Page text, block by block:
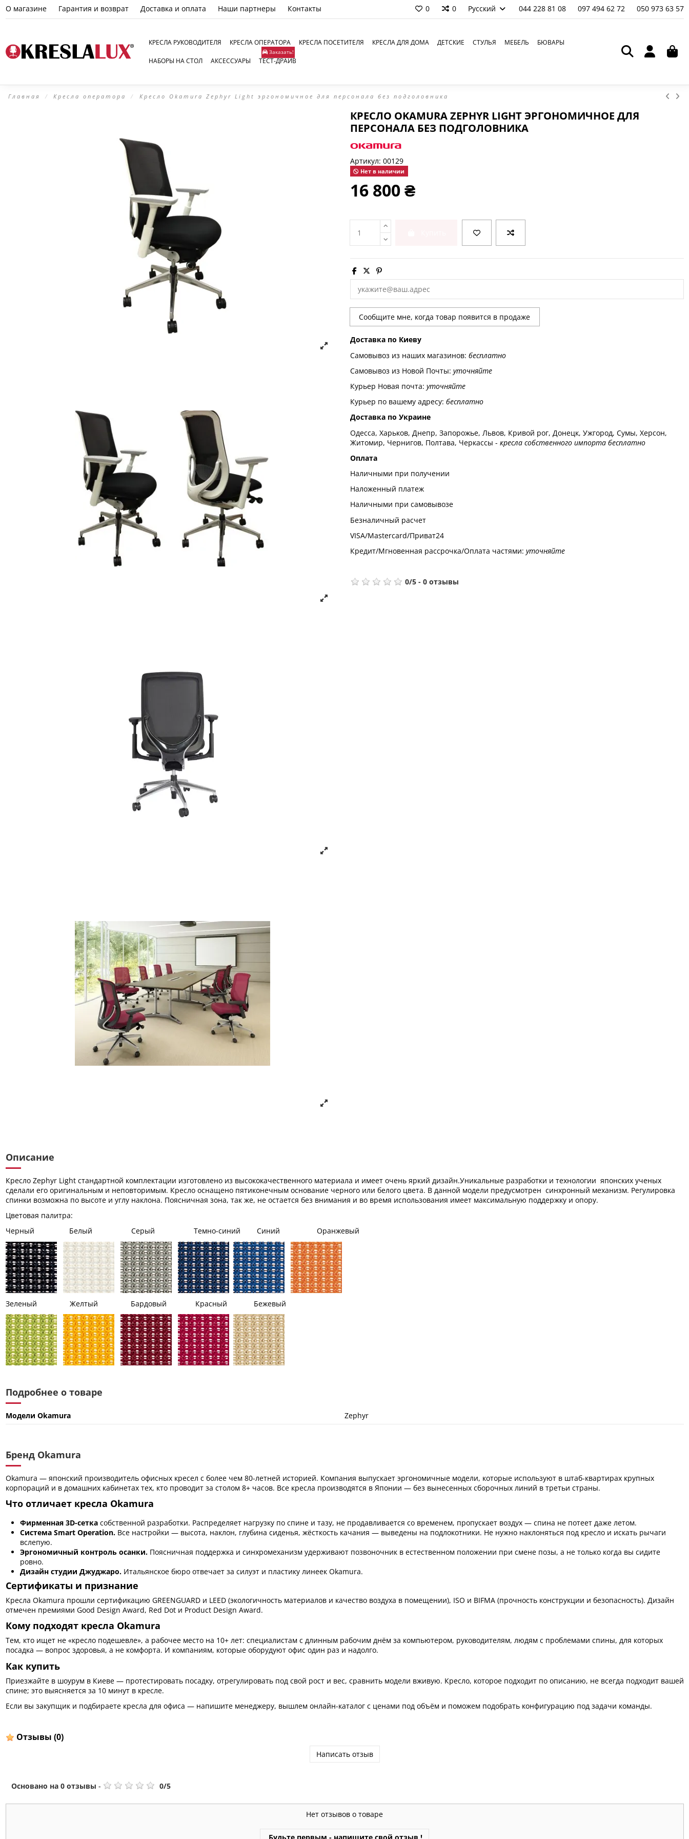
О магазине Гарантия и возврат Доставка и оплата Наши партнеры Контакты 0 0 Русский 044 228 81 08 097 494 62 72 050 973 63 57
КРЕСЛА РУКОВОДИТЕЛЯ КРЕСЛА ОПЕРАТОРА КРЕСЛА ПОСЕТИТЕЛЯ КРЕСЛА ДЛЯ ДОМА ДЕТСКИЕ СТУЛЬЯ МЕБЕЛЬ БЮВАРЫ
НАБОРЫ НА СТОЛ АКСЕССУАРЫ ТЕСТ-ДРАЙВ
Заказать!
Главная Кресла оператора Кресло Okamura Zephyr Light эргономичное для персонала без подголовника
КРЕСЛО OKAMURA ZEPHYR LIGHT ЭРГОНОМИЧНОЕ ДЛЯ
ПЕРСОНАЛА БЕЗ ПОДГОЛОВНИКА
Артикул: 00129
Нет в наличии
16 800 ₴
Доставка по Киеву
Самовывоз из наших магазинов: бесплатно
Самовывоз из Новой Почты: уточняйте
Курьер Новая почта: уточняйте
Курьер по вашему адресу: бесплатно
Доставка по Украине
Одесса, Харьков, Днепр, Запорожье, Львов, Кривой рог, Донецк, Ужгород, Сумы, Херсон,
Житомир, Чернигов, Полтава, Черкассы - кресла собственного импорта бесплатно
Оплата
Наличными при получении
Наложенный платеж
Наличными при самовывозе
Безналичный расчет
VISA/Mastercard/Приват24
Кредит/Мгновенная рассрочка/Оплата частями: уточняйте
0/5- 0 отзывы
Описание
Кресло Zephyr Light стандартной комплектации изготовлено из высококачественного материала и имеет очень яркий дизайн.Уникальные разработки и технологии японских ученых
сделали его оригинальным и неповторимым. Кресло оснащено пятиконечным основание черного или белого цвета. В данной модели предусмотрен синхронный механизм. Регулировка
спинки возможна по высоте и углу наклона. Поясничная зона, так же, не остается без внимания и во время использования имеет максимальную поддержку и опору.
Цветовая палитра:
Черный Белый Серый Темно-синий Синий Оранжевый
Зеленый Желтый Бардовый Красный Бежевый
Подробнее о товаре
Модели Okamura Zephyr
Бренд Okamura
Okamura — японский производитель офисных кресел с более чем 80-летней историей. Компания выпускает эргономичные модели, которые используют в штаб-квартирах крупных
корпораций и в домашних кабинетах тех, кто проводит за столом 8+ часов. Все кресла производятся в Японии — без вынесенных сборочных линий в третьи страны.
Что отличает кресла Okamura
Фирменная 3D-сеткасобственной разработки. Распределяет нагрузку по спине и тазу, не продавливается со временем, пропускает воздух — спина не потеет даже летом.
Система Smart Operation.Все настройки — высота, наклон, глубина сиденья, жёсткость качания — выведены на подлокотники. Не нужно наклоняться под кресло и искать рычаги
вслепую.
Эргономичный контроль осанки.Поясничная поддержка и синхромеханизм удерживают позвоночник в естественном положении при смене позы, а не только когда вы сидите
ровно.
Дизайн студии Джуджаро.Итальянское бюро отвечает за силуэт и пластику линеек Okamura.
Сертификаты и признание
Кресла Okamura прошли сертификацию GREENGUARD и LEED (экологичность материалов и качество воздуха в помещении), ISO и BIFMA (прочность конструкции и безопасность). Дизайн
отмечен премиями Good Design Award, Red Dot и Product Design Award.
Кому подходят кресла Okamura
Тем, кто ищет не «кресло подешевле», а рабочее место на 10+ лет: специалистам с длинным рабочим днём за компьютером, руководителям, людям с проблемами спины, для которых
посадка — вопрос здоровья, а не комфорта. И компаниям, которые оборудуют офис один раз и надолго.
Как купить
Приезжайте в шоурум в Киеве — протестировать посадку, отрегулировать под свой рост и вес, сравнить модели вживую. Кресло, которое подходит по описанию, не всегда подходит вашей
спине; это выясняется за 10 минут в кресле.
Если вы закупщик и подбираете кресла для офиса — напишите менеджеру, вышлем онлайн-каталог с ценами под объём и поможем подобрать конфигурацию под задачи команды.
Отзывы (0)
Написать отзыв
Основано на 0отзывы - 0/5
Нет отзывов о товаре